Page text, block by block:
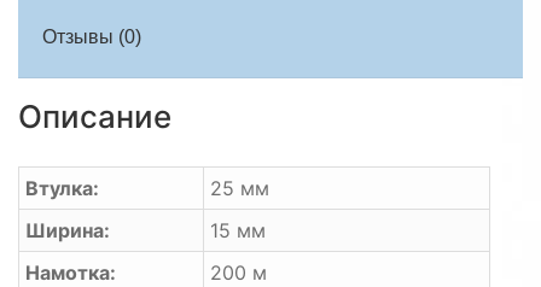
Отзывы (0)
Описание
Втулка:
25 мм
Ширина:
15 мм
Намотка:
200 м